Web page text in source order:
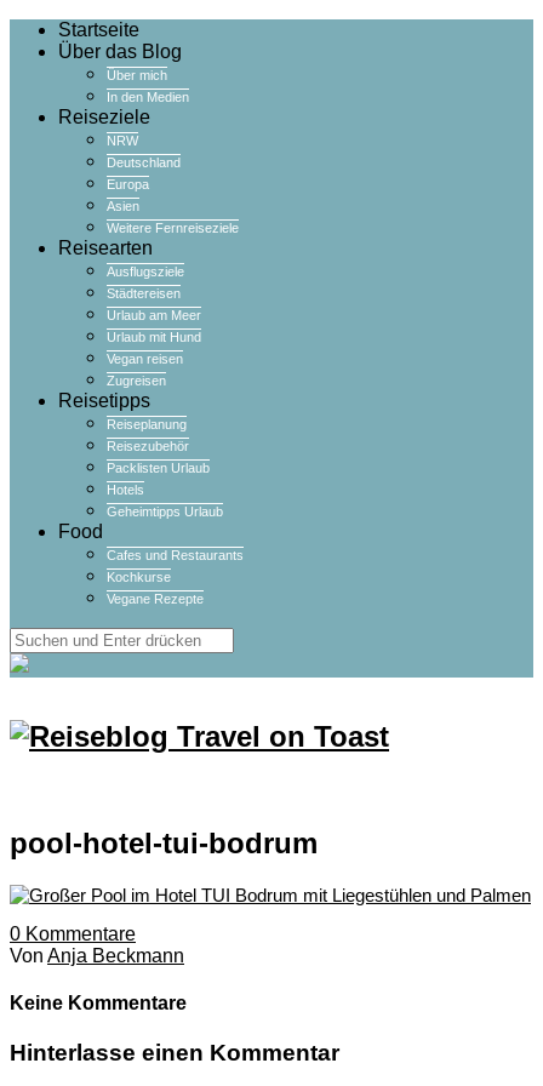
Startseite
Über das Blog
Über mich
In den Medien
Reiseziele
NRW
Deutschland
Europa
Asien
Weitere Fernreiseziele
Reisearten
Ausflugsziele
Städtereisen
Urlaub am Meer
Urlaub mit Hund
Vegan reisen
Zugreisen
Reisetipps
Reiseplanung
Reisezubehör
Packlisten Urlaub
Hotels
Geheimtipps Urlaub
Food
Cafes und Restaurants
Kochkurse
Vegane Rezepte
pool-hotel-tui-bodrum
0 Kommentare
Von Anja Beckmann
Keine Kommentare
Hinterlasse einen Kommentar